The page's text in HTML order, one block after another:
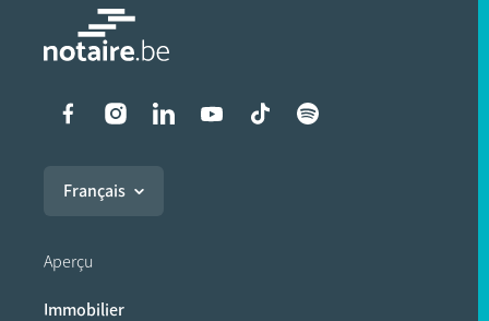
Liens vers les réseaux
Français
Aperçu
Immobilier